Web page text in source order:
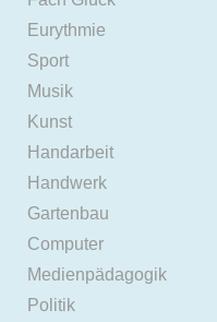
Eurythmie
Sport
Musik
Kunst
Handarbeit
Handwerk
Gartenbau
Computer
Medienpädagogik
Politik